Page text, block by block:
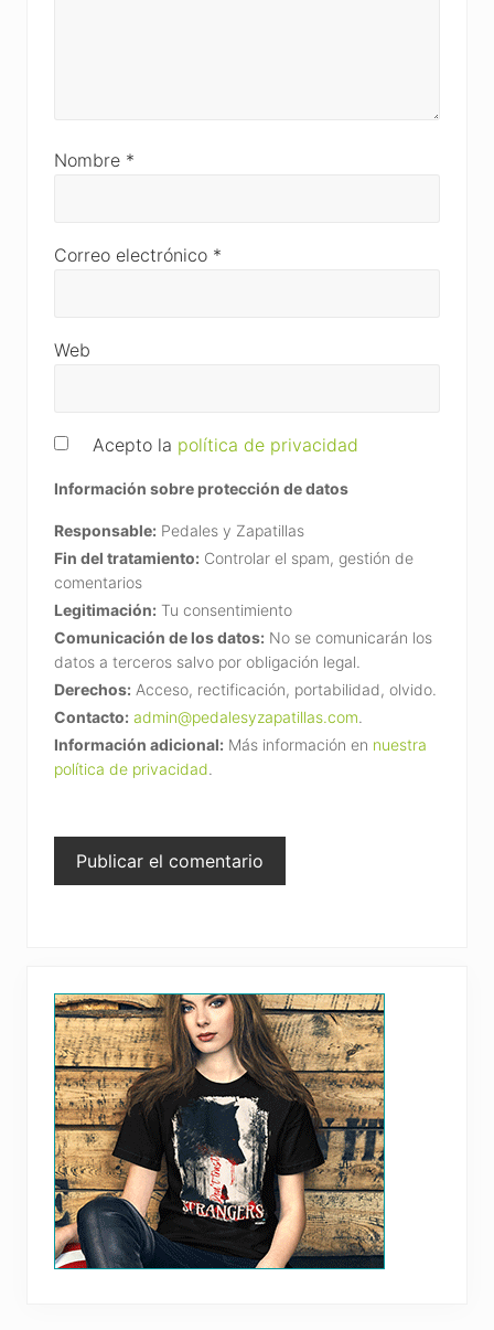
Nombre *
Correo electrónico *
Web
Acepto la política de privacidad
Información sobre protección de datos
Responsable: Pedales y Zapatillas
Fin del tratamiento: Controlar el spam, gestión de
comentarios
Legitimación: Tu consentimiento
Comunicación de los datos: No se comunicarán los
datos a terceros salvo por obligación legal.
Derechos: Acceso, rectificación, portabilidad, olvido.
Contacto: admin@pedalesyzapatillas.com.
Información adicional: Más información en nuestra
política de privacidad.
Primary
Sidebar